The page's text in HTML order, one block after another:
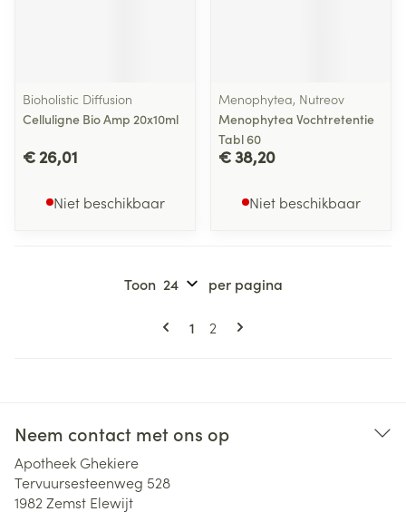
Bioholistic Diffusion
Celluligne Bio Amp 20x10ml
€ 26,01
Niet beschikbaar
Menophytea, Nutreov
Menophytea Vochtretentie
Tabl 60
€ 38,20
Niet beschikbaar
Pagina's
U lees momenteel pagina
1 Pagina
2
Toon per pagina
Neem contact met ons op
Apotheek Ghekiere
Tervuursesteenweg 528
1982 Zemst Elewijt